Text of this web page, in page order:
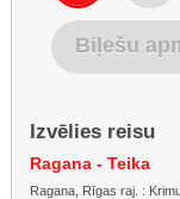
Biļešu
Izvēlies reisu
Ragana - Teika
Ragana, Rīgas raj. :